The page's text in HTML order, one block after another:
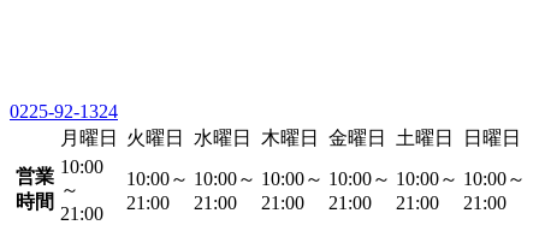
0225-92-1324
月曜日
火曜日 水曜日 木曜日 金曜日 土曜日
日曜日
営業
時間
10:00
～
21:00
10:00～
21:00
10:00～
21:00
10:00～
21:00
10:00～
21:00
10:00～
21:00
10:00～
21:00